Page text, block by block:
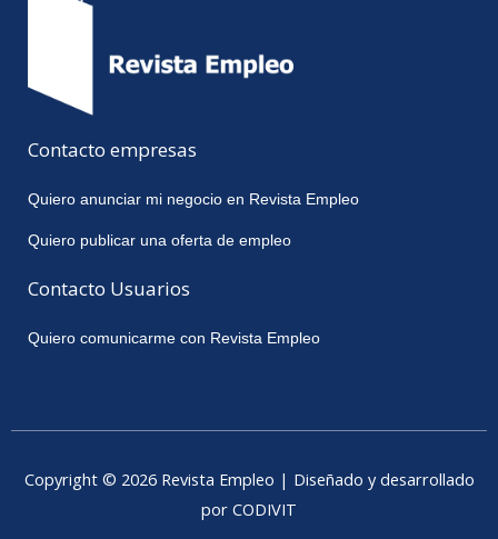
Contacto empresas
Quiero anunciar mi negocio en Revista Empleo
Quiero publicar una oferta de empleo
Contacto Usuarios
Quiero comunicarme con Revista Empleo
Copyright © 2026 Revista Empleo | Diseñado y desarrollado
por CODIVIT